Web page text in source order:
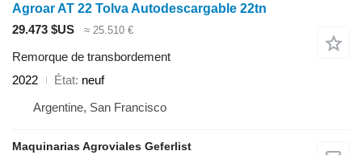
Agroar AT 22 Tolva Autodescargable 22tn
29.473 $US
≈ 25.510 €
Remorque de transbordement
2022
État neuf
Argentine, San Francisco
Maquinarias Agroviales Geferlist